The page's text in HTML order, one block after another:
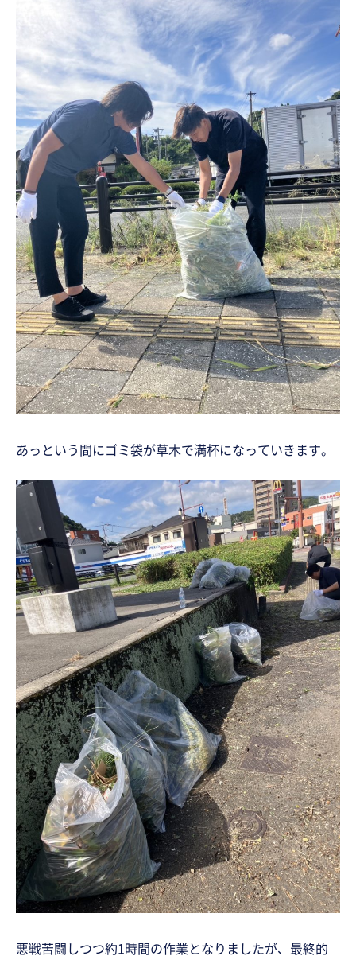
あっという間にゴミ袋が草木で満杯になっていきます。
悪戦苦闘しつつ約1時間の作業となりましたが、最終的